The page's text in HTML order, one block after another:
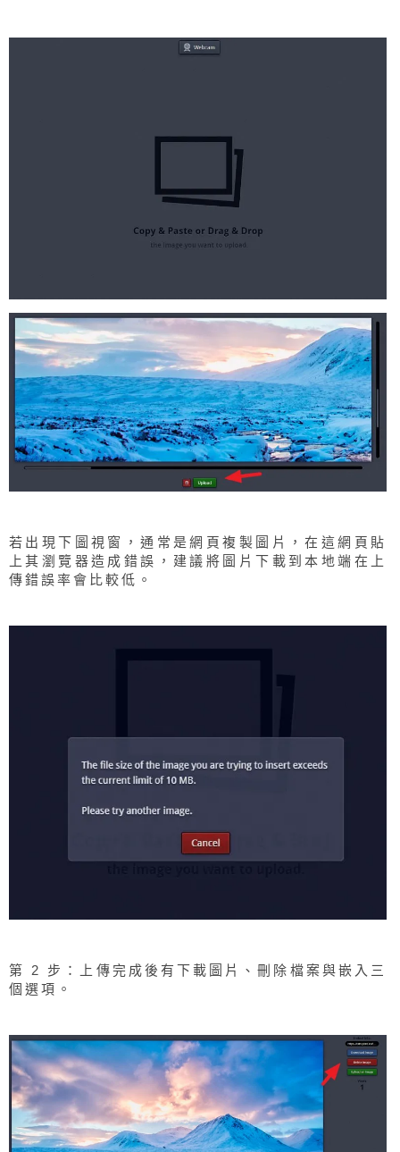
若出現下圖視窗，通常是網頁複製圖片，在這網頁貼
上其瀏覽器造成錯誤，建議將圖片下載到本地端在上
傳錯誤率會比較低。
第 2 步：上傳完成後有下載圖片、刪除檔案與嵌入三
個選項。